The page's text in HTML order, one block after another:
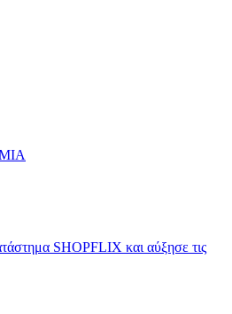
SHOPFLIX και αύξησε τις